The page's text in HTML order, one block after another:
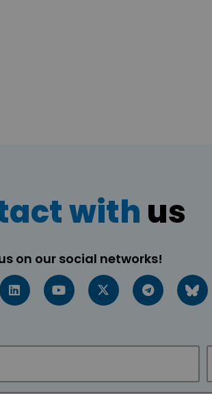
with us
on our social networks!